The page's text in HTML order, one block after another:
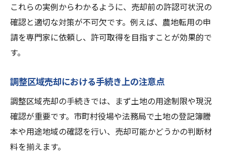
調整区域売却で行政手続きを進めるコツ
調整区域売却でよく使う登記簿謄本の準備
調整区域売却時の都市計画図チェック方法
これらの実例からわかるように、売却前の許認可状況の
確認と適切な対策が不可欠です。例えば、農地転用の申
請を専門家に依頼し、許可取得を目指すことが効果的で
す。
調整区域売却における手続き上の注意点
調整区域売却の手続きでは、まず土地の用途制限や現況
確認が重要です。市町村役場や法務局で土地の登記簿謄
本や用途地域の確認を行い、売却可能かどうかの判断材
料を揃えます。